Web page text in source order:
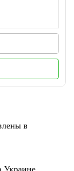
в
Украине